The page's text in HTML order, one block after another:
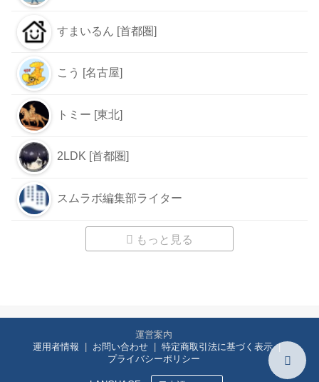
すまいるん [首都圏]
こう [名古屋]
トミー [東北]
2LDK [首都圏]
スムラボ編集部ライター
もっと見る
運営案内
運用者情報
お問い合わせ
特定商取引法に基づく表示
プライバシーポリシー